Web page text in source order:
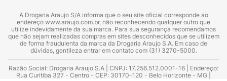
A Drogaria Araujo S/A informa que o seu site oficial corresponde ao
endereço www.araujo.com.br, não reconhecendo qualquer outro que
utilize indevidamente da sua marca. Para sua segurança recomendamos
que não sejam realizadas compras em sites desconhecidos que se utilizem
de forma fraudulenta da marca da Drogaria Araujo S.A. Em caso de
dúvidas, gentileza entrar em contato com (31) 3270-5000.
Razão Social: Drogaria Araujo S.A | CNPJ: 17.256.512.0001-16 | Endereço:
Rua Curitiba 327 - Centro - CEP: 30170-120 - Belo Horizonte - MG |